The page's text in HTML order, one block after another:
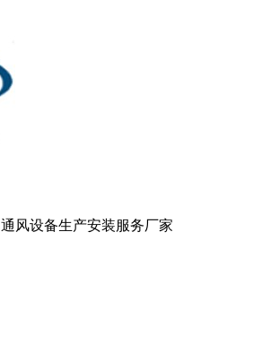
通风设备生产安装服务厂家